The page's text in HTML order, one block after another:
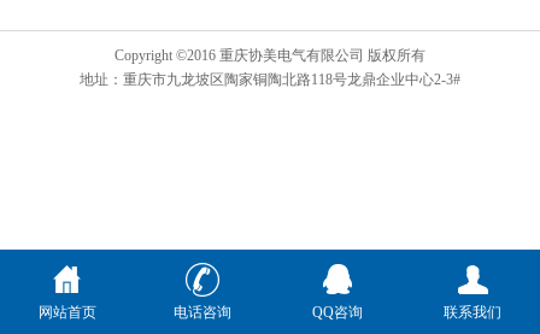
Copyright ©2016 重庆协美电气有限公司 版权所有
地址：重庆市九龙坡区陶家铜陶北路118号龙鼎企业中心2-3#
网站首页 电话咨询 QQ咨询 联系我们